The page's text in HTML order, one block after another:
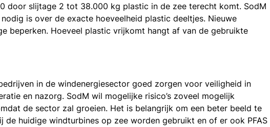
door slijtage 2 tot 38.000 kg plastic in de zee terecht komt. SodM
is over de exacte hoeveelheid plastic deeltjes. Nieuwe
beperken. Hoeveel plastic vrijkomt hangt af van de gebruikte
in de windenergiesector goed zorgen voor veiligheid in
en nazorg. SodM wil mogelijke risico’s zoveel mogelijk
de sector zal groeien. Het is belangrijk om een beter beeld te
de huidige windturbines op zee worden gebruikt en of er ook PFAS